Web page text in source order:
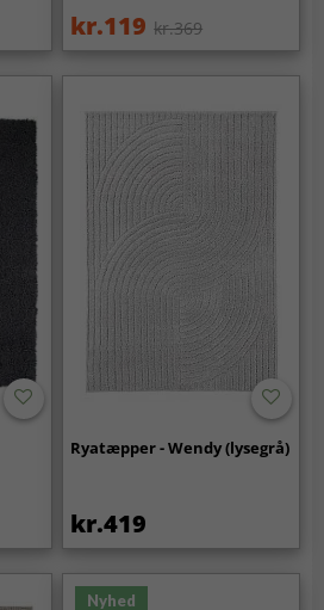
kr.119 kr.369
Ryatæpper - Wendy (lysegrå)
kr.419
Nyhed